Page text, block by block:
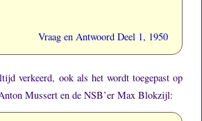
Vraag en Antwoord Deel 1, 1950
verkeerd, ook als het wordt toegepast op
Mussert en de NSB’er Max Blokzijl: